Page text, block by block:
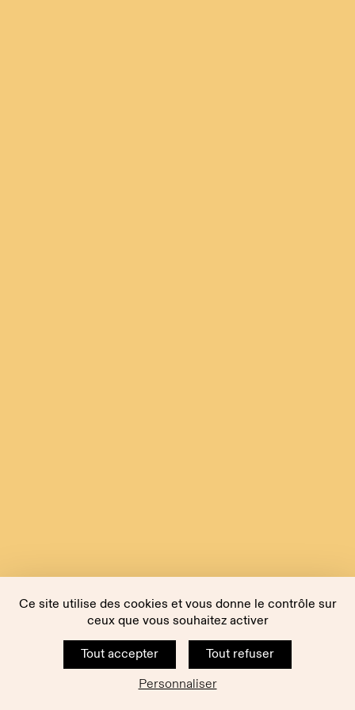
Ce site utilise des cookies et vous donne le contrôle sur
ceux que vous souhaitez activer
Tout accepter
Tout refuser
Personnaliser